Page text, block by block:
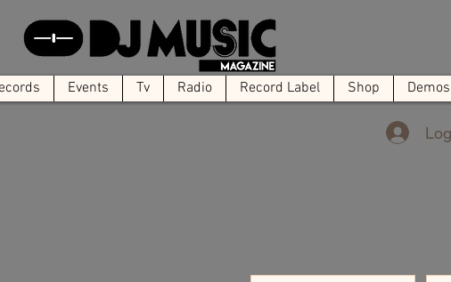
Events Tv Radio Record Label Shop Demos